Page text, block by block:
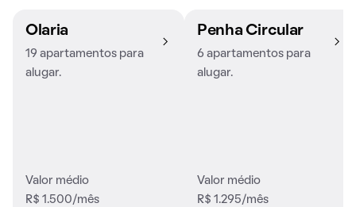
Olaria
19 apartamentos para
alugar.
Valor médio
R$ 1.500/mês
Penha Circular
6 apartamentos para
alugar.
Valor médio
R$ 1.295/mês